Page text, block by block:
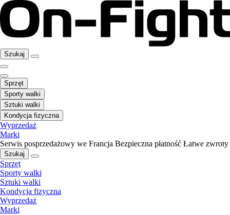
Szukaj
Sprzęt
Sporty walki
Sztuki walki
Kondycja fizyczna
Wyprzedaż
Marki
Serwis posprzedażowy we Francja Bezpieczna płatność Łatwe zwroty
Szukaj
Sprzęt
Sporty walki
Sztuki walki
Kondycja fizyczna
Wyprzedaż
Marki